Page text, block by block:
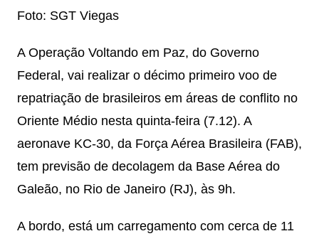
Foto: SGT Viegas
A Operação Voltando em Paz, do Governo
Federal, vai realizar o décimo primeiro voo de
repatriação de brasileiros em áreas de conflito no
Oriente Médio nesta quinta-feira (7.12). A
aeronave KC-30, da Força Aérea Brasileira (FAB),
tem previsão de decolagem da Base Aérea do
Galeão, no Rio de Janeiro (RJ), às 9h.
A bordo, está um carregamento com cerca de 11